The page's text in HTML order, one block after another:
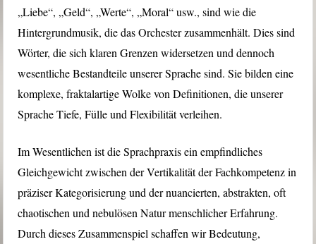
„Liebe“, „Geld“, „Werte“, „Moral“ usw., sind wie die
Hintergrundmusik, die das Orchester zusammenhält. Dies sind
Wörter, die sich klaren Grenzen widersetzen und dennoch
wesentliche Bestandteile unserer Sprache sind. Sie bilden eine
komplexe, fraktalartige Wolke von Definitionen, die unserer
Sprache Tiefe, Fülle und Flexibilität verleihen.
Im Wesentlichen ist die Sprachpraxis ein empfindliches
Gleichgewicht zwischen der Vertikalität der Fachkompetenz in
präziser Kategorisierung und der nuancierten, abstrakten, oft
chaotischen und nebulösen Natur menschlicher Erfahrung.
Durch dieses Zusammenspiel schaffen wir Bedeutung,